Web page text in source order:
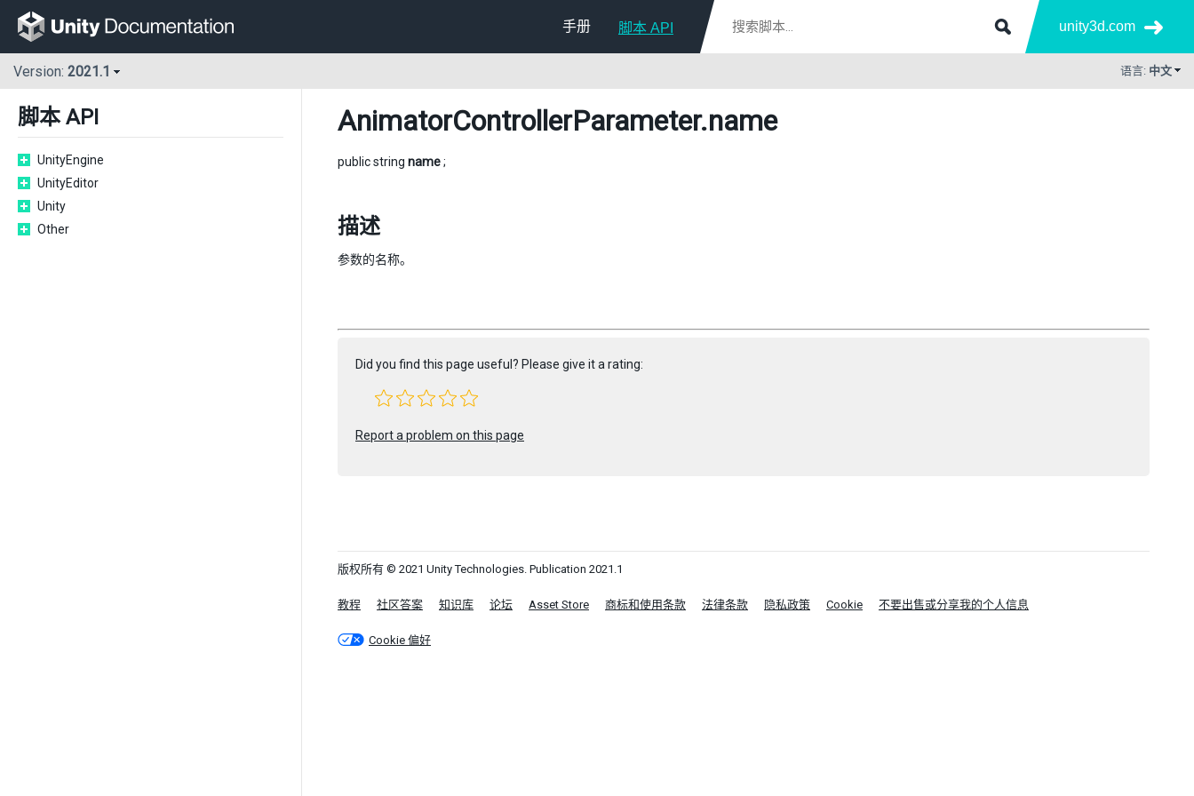
手册 脚本 API unity3d.com
Version: 2021.1 语言: 中文
脚本 API
UnityEngine
UnityEditor
Unity
Other
AnimatorControllerParameter.name
public string name;
描述
参数的名称。
Did you find this page useful? Please give it a rating:
Report a problem on this page
版权所有 © 2021 Unity Technologies. Publication 2021.1
教程 社区答案 知识库 论坛 Asset Store 商标和使用条款 法律条款 隐私政策 Cookie 不要出售或分享我的个人信息
Cookie 偏好